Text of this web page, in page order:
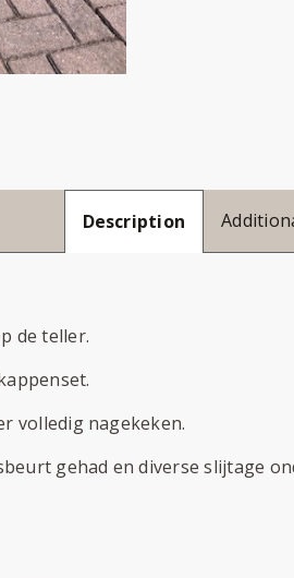
Description
de teller.
volledig nagekeken.
gehad en diverse slijtage